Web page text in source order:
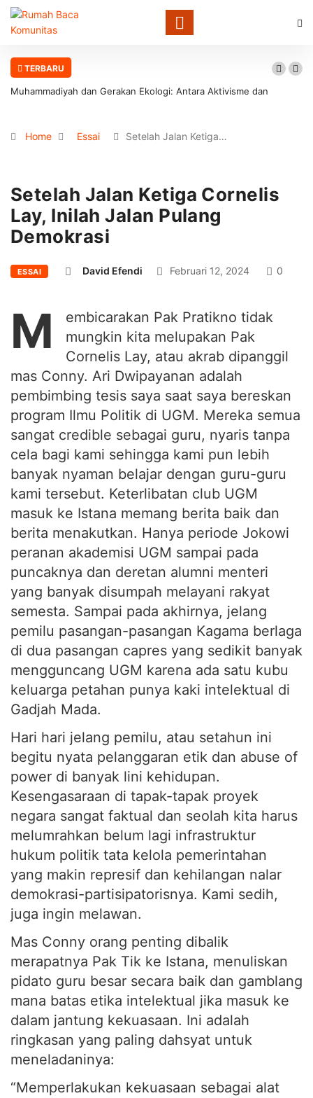
TERBARU
Muhammadiyah dan Gerakan Ekologi: Antara Aktivisme dan
Home Essai Setelah Jalan Ketiga…
Setelah Jalan Ketiga Cornelis
Lay, Inilah Jalan Pulang
Demokrasi
ESSAI David Efendi Februari 12, 2024 0
M
embicarakan Pak Pratikno tidak
mungkin kita melupakan Pak
Cornelis Lay, atau akrab dipanggil
mas Conny. Ari Dwipayanan adalah
pembimbing tesis saya saat saya bereskan
program Ilmu Politik di UGM. Mereka semua
sangat credible sebagai guru, nyaris tanpa
cela bagi kami sehingga kami pun lebih
banyak nyaman belajar dengan guru-guru
kami tersebut. Keterlibatan club UGM
masuk ke Istana memang berita baik dan
berita menakutkan. Hanya periode Jokowi
peranan akademisi UGM sampai pada
puncaknya dan deretan alumni menteri
yang banyak disumpah melayani rakyat
semesta. Sampai pada akhirnya, jelang
pemilu pasangan-pasangan Kagama berlaga
di dua pasangan capres yang sedikit banyak
mengguncang UGM karena ada satu kubu
keluarga petahan punya kaki intelektual di
Gadjah Mada.
Hari hari jelang pemilu, atau setahun ini
begitu nyata pelanggaran etik dan abuse of
power di banyak lini kehidupan.
Kesengasaraan di tapak-tapak proyek
negara sangat faktual dan seolah kita harus
melumrahkan belum lagi infrastruktur
hukum politik tata kelola pemerintahan
yang makin represif dan kehilangan nalar
demokrasi-partisipatorisnya. Kami sedih,
juga ingin melawan.
Mas Conny orang penting dibalik
merapatnya Pak Tik ke Istana, menuliskan
pidato guru besar secara baik dan gamblang
mana batas etika intelektual jika masuk ke
dalam jantung kekuasaan. Ini adalah
ringkasan yang paling dahsyat untuk
meneladaninya:
“Memperlakukan kekuasaan sebagai alat